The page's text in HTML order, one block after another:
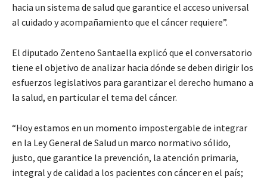
hacia un sistema de salud que garantice el acceso universal
al cuidado y acompañamiento que el cáncer requiere”.
El diputado Zenteno Santaella explicó que el conversatorio
tiene el objetivo de analizar hacia dónde se deben dirigir los
esfuerzos legislativos para garantizar el derecho humano a
la salud, en particular el tema del cáncer.
“Hoy estamos en un momento impostergable de integrar
en la Ley General de Salud un marco normativo sólido,
justo, que garantice la prevención, la atención primaria,
integral y de calidad a los pacientes con cáncer en el país;